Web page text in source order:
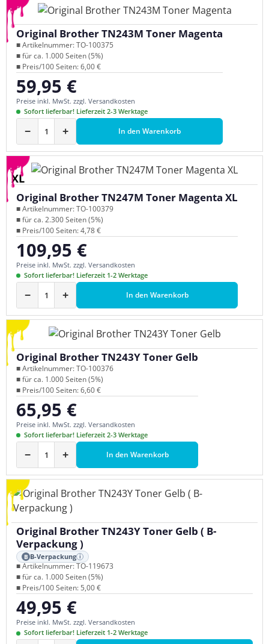
Original Brother TN243M Toner Magenta
■ Artikelnummer: TO-100375
■ für ca. 1.000 Seiten (5%)
■ Preis/100 Seiten: 6,00 €
Regulärer Preis:
59,95 €
Preise inkl. MwSt. zzgl. Versandkosten
Sofort lieferbar! Lieferzeit 2-3 Werktage
− + In den Warenkorb
XL
Original Brother TN247M Toner Magenta XL
■ Artikelnummer: TO-100379
■ für ca. 2.300 Seiten (5%)
■ Preis/100 Seiten: 4,78 €
Regulärer Preis:
109,95 €
Preise inkl. MwSt. zzgl. Versandkosten
Sofort lieferbar! Lieferzeit 1-2 Werktage
− + In den Warenkorb
Original Brother TN243Y Toner Gelb
■ Artikelnummer: TO-100376
■ für ca. 1.000 Seiten (5%)
■ Preis/100 Seiten: 6,60 €
Regulärer Preis:
65,95 €
Preise inkl. MwSt. zzgl. Versandkosten
Sofort lieferbar! Lieferzeit 2-3 Werktage
− + In den Warenkorb
Original Brother TN243Y Toner Gelb ( B-
Verpackung )
B B-Verpackung i
■ Artikelnummer: TO-119673
■ für ca. 1.000 Seiten (5%)
■ Preis/100 Seiten: 5,00 €
Regulärer Preis:
49,95 €
Preise inkl. MwSt. zzgl. Versandkosten
Sofort lieferbar! Lieferzeit 1-2 Werktage